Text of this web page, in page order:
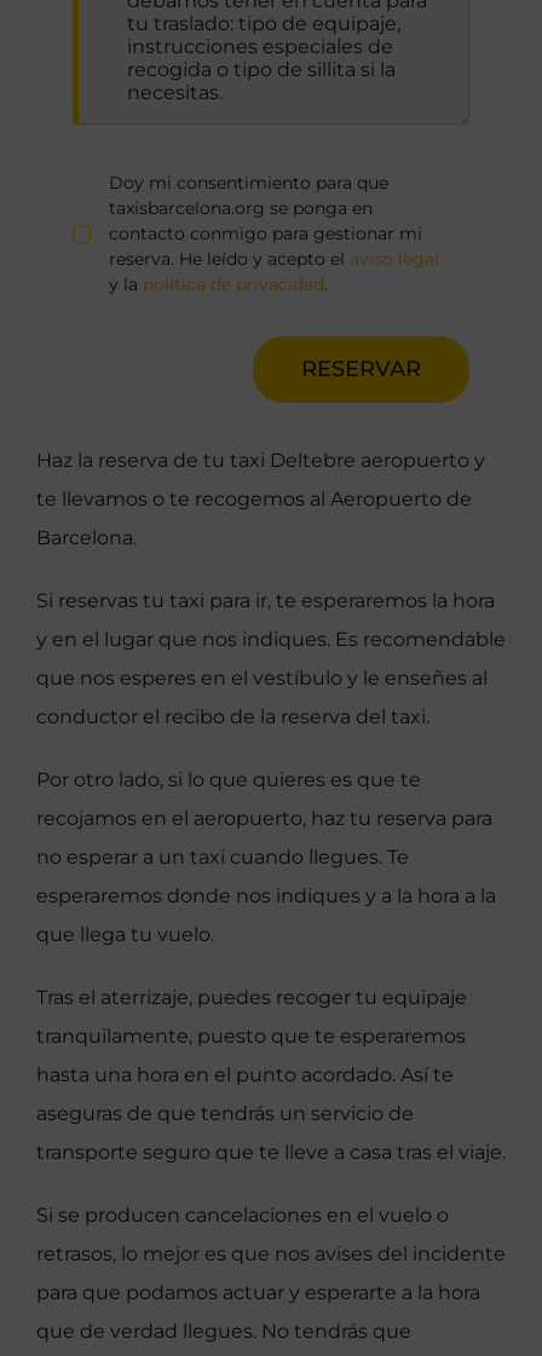
Doy mi consentimiento para que
taxisbarcelona.org se ponga en
contacto conmigo para gestionar mi
reserva. He leído y acepto el aviso legal
y la política de privacidad.
RESERVAR
Haz la reserva de tu taxi Deltebre aeropuerto y
te llevamos o te recogemos al Aeropuerto de
Barcelona.
Si reservas tu taxi para ir, te esperaremos la hora
y en el lugar que nos indiques. Es recomendable
que nos esperes en el vestíbulo y le enseñes al
conductor el recibo de la reserva del taxi.
Por otro lado, si lo que quieres es que te
recojamos en el aeropuerto, haz tu reserva para
no esperar a un taxi cuando llegues. Te
esperaremos donde nos indiques y a la hora a la
que llega tu vuelo.
Tras el aterrizaje, puedes recoger tu equipaje
tranquilamente, puesto que te esperaremos
hasta una hora en el punto acordado. Así te
aseguras de que tendrás un servicio de
transporte seguro que te lleve a casa tras el viaje.
Si se producen cancelaciones en el vuelo o
retrasos, lo mejor es que nos avises del incidente
para que podamos actuar y esperarte a la hora
que de verdad llegues. No tendrás que